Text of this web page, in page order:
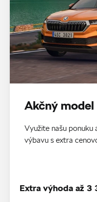
Akčný model
Využite našu ponuku
výbavu s extra
Extra výhoda až 3